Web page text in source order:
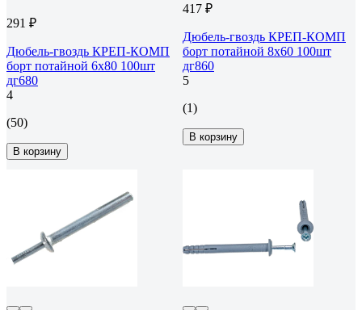
291 ₽
Дюбель-гвоздь КРЕП-КОМП
борт потайной 6х80 100шт
дг680
4
(50)
В корзину
417 ₽
Дюбель-гвоздь КРЕП-КОМП
борт потайной 8х60 100шт
дг860
5
(1)
В корзину